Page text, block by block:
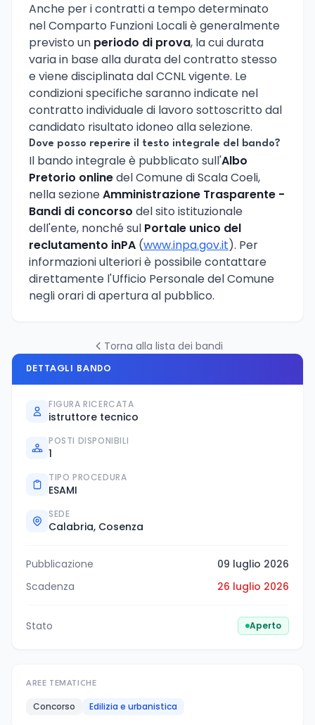
Anche per i contratti a tempo determinato
nel Comparto Funzioni Locali è generalmente
previsto un periodo di prova, la cui durata
varia in base alla durata del contratto stesso
e viene disciplinata dal CCNL vigente. Le
condizioni specifiche saranno indicate nel
contratto individuale di lavoro sottoscritto dal
candidato risultato idoneo alla selezione.
Dove posso reperire il testo integrale del bando?
Il bando integrale è pubblicato sull'Albo
Pretorio onlinedel Comune di Scala Coeli,
nella sezioneAmministrazione Trasparente -
Bandi di concorso del sito istituzionale
dell'ente, nonché sul Portale unico del
reclutamento inPA (www.inpa.gov.it). Per
informazioni ulteriori è possibile contattare
direttamente l'Ufficio Personale del Comune
negli orari di apertura al pubblico.
Torna alla lista dei bandi
DETTAGLI BANDO
FIGURA RICERCATA
istruttore tecnico
POSTI DISPONIBILI
1
TIPO PROCEDURA
ESAMI
SEDE
Calabria, Cosenza
Pubblicazione
09 luglio 2026
Scadenza
26 luglio 2026
Stato Aperto
AREE TEMATICHE
Concorso Edilizia e urbanistica